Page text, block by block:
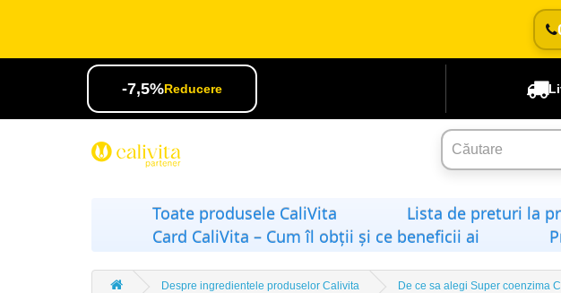
-7,5%Reducere
Toate produsele CaliVita Lista de preturi la
Card CaliVita – Cum îl obții și ce beneficii ai
Despre ingredientele produselor Calivita De ce sa alegi Super coenzima